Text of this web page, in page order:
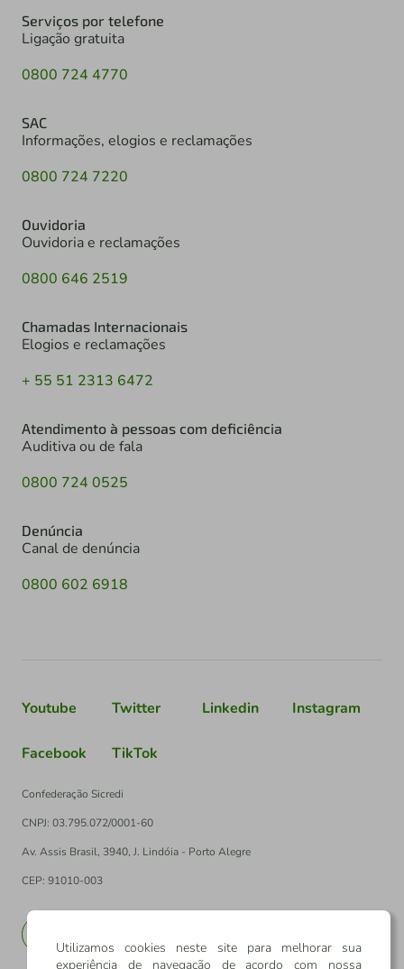
Serviços por telefone
Ligação gratuita
0800 724 4770
SAC
Informações, elogios e reclamações
0800 724 7220
Ouvidoria
Ouvidoria e reclamações
0800 646 2519
Chamadas Internacionais
Elogios e reclamações
+ 55 51 2313 6472
Atendimento à pessoas com deficiência
Auditiva ou de fala
0800 724 0525
Denúncia
Canal de denúncia
0800 602 6918
Youtube Twitter Linkedin Instagram
Facebook TikTok
Confederação Sicredi
CNPJ: 03.795.072/0001-60
Av. Assis Brasil, 3940, J. Lindóia - Porto Alegre
CEP: 91010-003
Utilizamos cookies neste site para melhorar sua
experiência de navegação de acordo com nossa